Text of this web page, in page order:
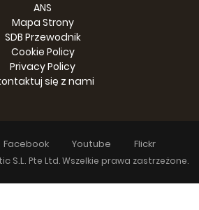
ANS
Mapa Strony
SDB Przewodnik
Cookie Policy
Privacy Policy
się z nami
Facebook Youtube Flickr
S.L. Pte Ltd. Wszelkie prawa zastrzeżone.